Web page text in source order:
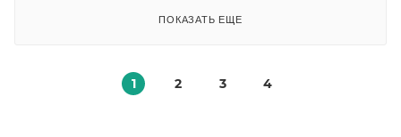
ПОКАЗАТЬ ЕЩЕ
1 2 3 4